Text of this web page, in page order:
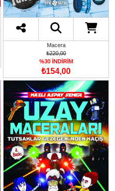
Macera
₺220,00
%30 İNDİRİM
₺154,00